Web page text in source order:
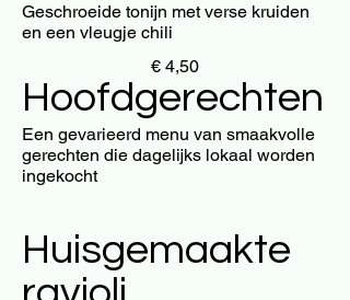
Geschroeide tonijn met verse kruiden
en een vleugje chili
€ 4,50
Hoofdgerechten
Een gevarieerd menu van smaakvolle
gerechten die dagelijks lokaal worden
ingekocht
Huisgemaakte